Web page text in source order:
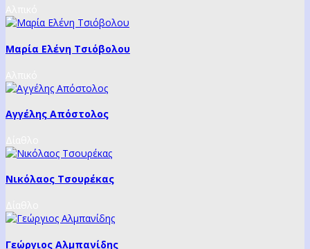
Μαρία Ελένη Τσιόβολου
Αγγέλης Απόστολος
Νικόλαος Τσουρέκας
Γεώργιος Αλμπανίδης